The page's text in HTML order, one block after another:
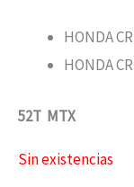
HONDA
HONDA
52T MTX
Sin existencias